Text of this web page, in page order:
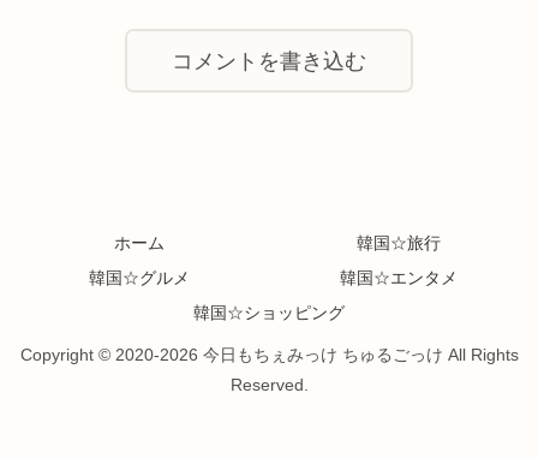
コメントを書き込む
ホーム
韓国☆旅行
韓国☆グルメ
韓国☆エンタメ
韓国☆ショッピング
Copyright © 2020-2026 今日もちぇみっけ ちゅるごっけ All Rights
Reserved.